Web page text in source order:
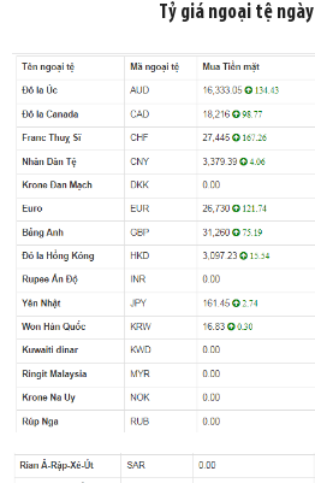
Tỷ giá ngoại tệ ngày